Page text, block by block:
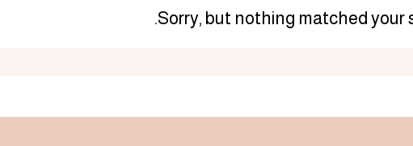
Sorry, but nothing matched your